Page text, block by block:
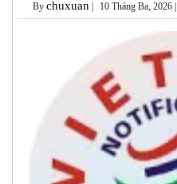
By chuxuan | 10 Tháng Ba, 2026 |